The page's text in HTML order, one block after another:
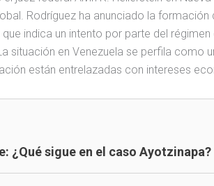
Rodríguez ha anunciado la
indica un intento por parte del
situación en Venezuela se perfila como
están entrelazadas con intereses
¿Qué sigue en el caso Ayotzinapa?